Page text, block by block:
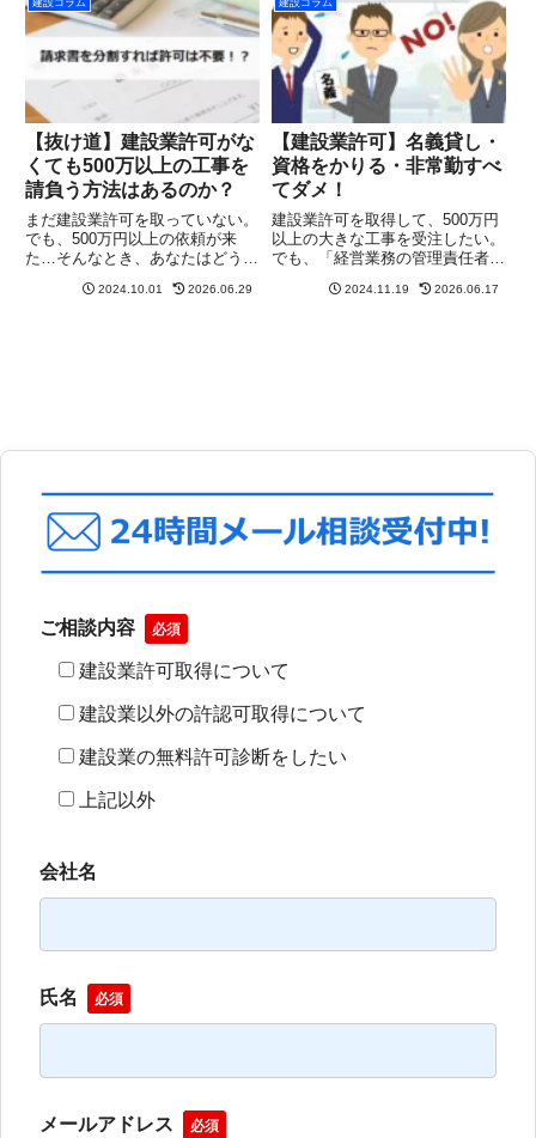
てきます。しかし、これまで建設
業許可を取得していない方でも、
こ...
的に施工管理の仕事に携わりたい
方にとって重要なステップとなる
資格...
【抜け道】建設業許可がな
くても500万以上の工事を
請負う方法はあるのか？
まだ建設業許可を取っていない。
でも、500万円以上の依頼が来
た…そんなとき、あなたはどうし
万円以上の工事を請け負うには建
2024.10.01 2026.06.29
【建設業許可】名義貸し・
資格をかりる・非常勤すべ
てダメ！
建設業許可を取得して、500万円
以上の大きな工事を受注したい。
でも、「経営業務の管理責任者」
人材がいない…。そんな悩みを抱
2024.11.19 2026.06.17
ご相談内容 必須
建設業許可取得について
建設業以外の許認可取得について
建設業の無料許可診断をしたい
上記以外
会社名
氏名 必須
メールアドレス 必須